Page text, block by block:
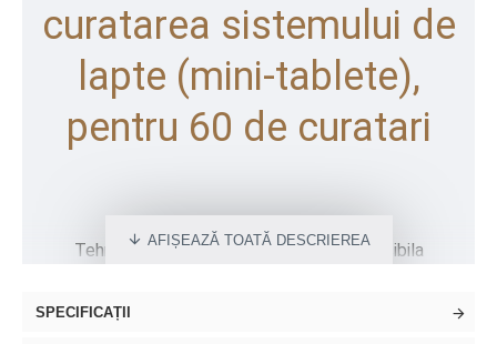
curatarea sistemului de
lapte (mini-tablete),
pentru 60 de curatari
Tehnologia de spuma fina JURA face posibila
macchiato, cappuccino, macchiato sau flat white de o
SPECIFICAȚII